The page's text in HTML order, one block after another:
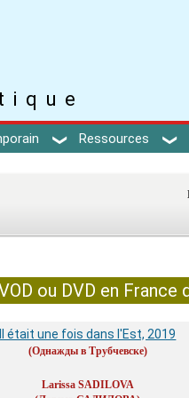
Ressources
ou DVD en France
Il était une fois dans l'Est, 2019
(Однажды в Трубчевске)
Larissa SADILOVA